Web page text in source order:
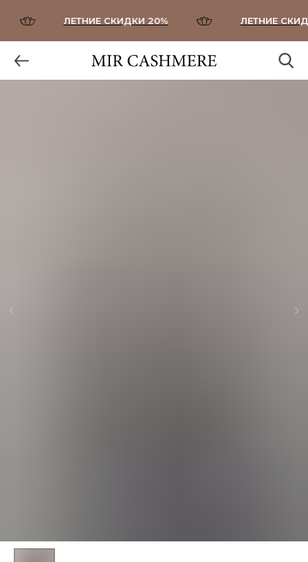
ЛЕТНИЕ СКИДКИ 20% ЛЕТНИЕ